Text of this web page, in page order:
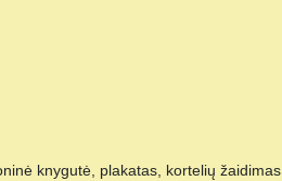
knygutė, plakatas, kortelių žaidimas,